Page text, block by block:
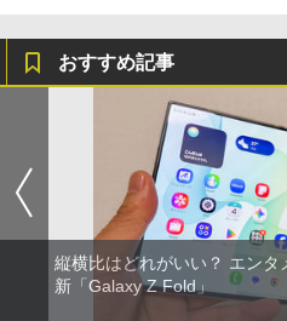
おすすめ記事
縦横比はどれがいい？ エンタ
新「Galaxy Z Fold」